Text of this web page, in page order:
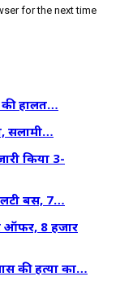
for the next time
की हालत…
सलामी…
किया 3-
बस, 7…
ऑफर, 8 हजार
की हत्या का…